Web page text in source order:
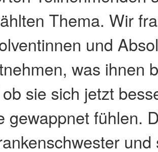
Thema. Wir
und
was ihnen
sie sich jetzt
gewappnet fühlen.
und